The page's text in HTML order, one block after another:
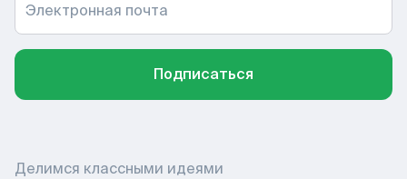
Электронная почта
Подписаться
Делимся классными идеями